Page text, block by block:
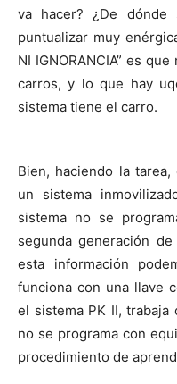
va hacer? ¿De
puntualizar muy
NI IGNORANCIA” es
carros, y lo que hay
sistema tiene el carro.
Bien, haciendo la
un sistema
sistema no se
segunda generación
esta información
funciona con una llave
el sistema PK II,
no se programa con
procedimiento de